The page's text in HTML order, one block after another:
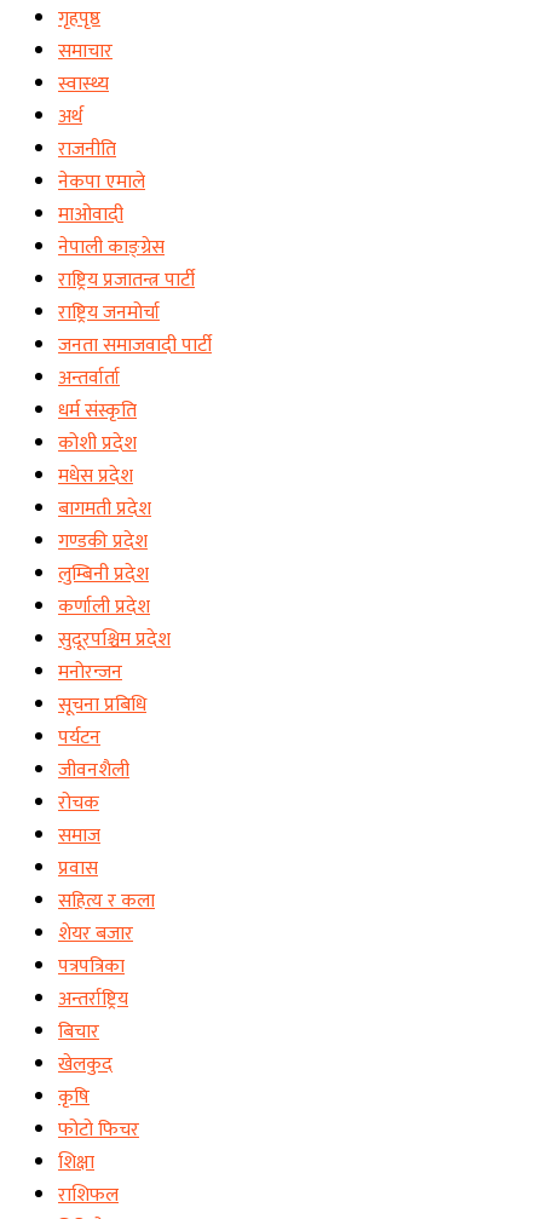
गृहपृष्ठ
समाचार
स्वास्थ्य
अर्थ
राजनीति
नेकपा एमाले
माओवादी
नेपाली काङ्ग्रेस
राष्ट्रिय प्रजातन्त्र पार्टी
राष्ट्रिय जनमोर्चा
जनता समाजवादी पार्टी
अन्तर्वार्ता
धर्म संस्कृति
कोशी प्रदेश
मधेस प्रदेश
बागमती प्रदेश
गण्डकी प्रदेश
लुम्बिनी प्रदेश
कर्णाली प्रदेश
सुदूरपश्चिम प्रदेश
मनोरन्जन
सूचना प्रबिधि
पर्यटन
जीवनशैली
रोचक
समाज
प्रवास
सहित्य र कला
शेयर बजार
पत्रपत्रिका
अन्तर्राष्ट्रिय
बिचार
खेलकुद
कृषि
फोटो फिचर
शिक्षा
राशिफल